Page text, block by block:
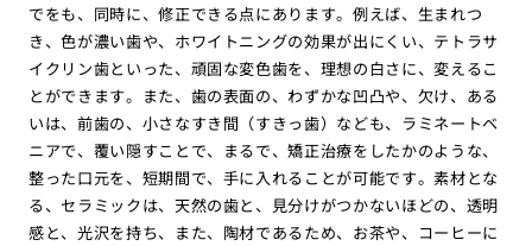
でをも、同時に、修正できる点にあります。例えば、生まれつ
き、色が濃い歯や、ホワイトニングの効果が出にくい、テトラサ
イクリン歯といった、頑固な変色歯を、理想の白さに、変えるこ
とができます。また、歯の表面の、わずかな凹凸や、欠け、ある
いは、前歯の、小さなすき間（すきっ歯）なども、ラミネートベ
ニアで、覆い隠すことで、まるで、矯正治療をしたかのような、
整った口元を、短期間で、手に入れることが可能です。素材とな
る、セラミックは、天然の歯と、見分けがつかないほどの、透明
感と、光沢を持ち、また、陶材であるため、お茶や、コーヒーに